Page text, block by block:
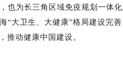
也为长三角区域免疫规划一体
“大卫生、大健康”格局建设完
推动健康中国建设。